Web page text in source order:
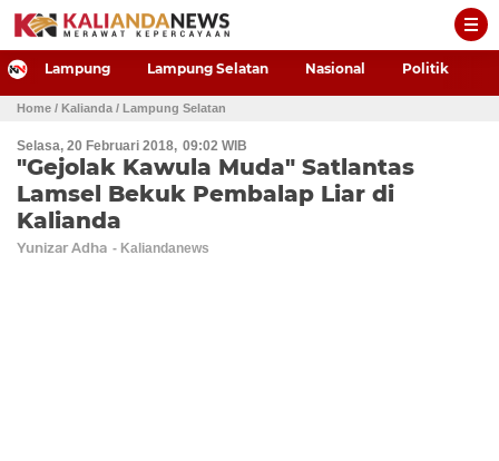
-->
Lampung Lampung Selatan Nasional Politik
Home / Kalianda / Lampung Selatan
Selasa, 20 Februari 2018 09:02 WIB
"Gejolak Kawula Muda" Satlantas
Lamsel Bekuk Pembalap Liar di
Kalianda
Yunizar Adha